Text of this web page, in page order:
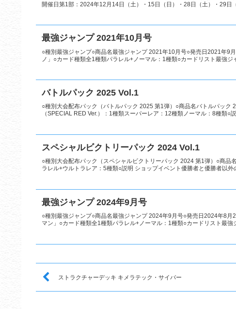
開催日第1部：2024年12月14日（土）・15日（日）・28日（土）・29日（
最強ジャンプ 2021年10月号
○種別最強ジャンプ○商品名最強ジャンプ 2021年10月号○発売日2021年9
ノ」○カード種類全1種類パラレル+ノーマル：1種類○カードリスト最強ジ
バトルパック 2025 Vol.1
○種別大会配布パック（バトルパック 2025 第1弾）○商品名バトルパッ
（SPECIAL RED Ver.）：1種類スーパーレア：12種類ノーマル：8種類○
スペシャルビクトリーパック 2024 Vol.1
○種別大会配布パック（スペシャルビクトリーパック 2024 第1弾）○商
ラレル+ウルトラレア：5種類○説明 ショップイベント優勝者と優勝者以外
最強ジャンプ 2024年9月号
○種別最強ジャンプ○商品名最強ジャンプ 2024年9月号○発売日2024年8
マン」○カード種類全1種類パラレル+ノーマル：1種類○カードリスト最強
ストラクチャーデッキ キメラテック・サイバー